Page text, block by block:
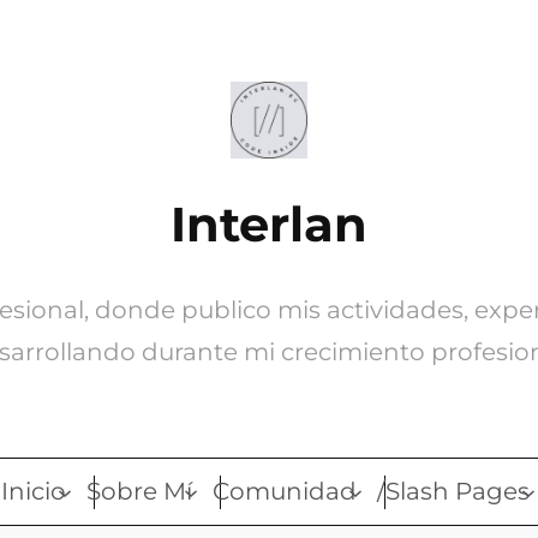
Interlan
donde publico mis actividades,
durante mi crecimiento
Inicio Sobre Mí Comunidad /Slash Pages